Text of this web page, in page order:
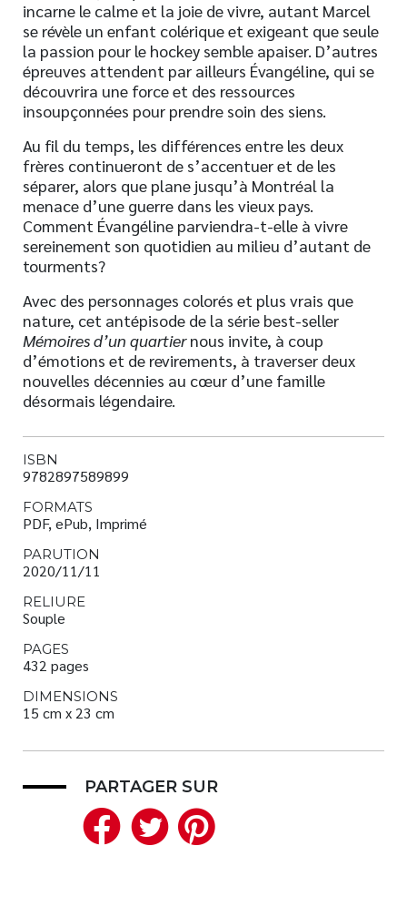
incarne le calme et la joie de vivre, autant Marcel
se révèle un enfant colérique et exigeant que seule
la passion pour le hockey semble apaiser. D’autres
épreuves attendent par ailleurs Évangéline, qui se
découvrira une force et des ressources
insoupçonnées pour prendre soin des siens.
Au fil du temps, les différences entre les deux
frères continueront de s’accentuer et de les
séparer, alors que plane jusqu’à Montréal la
menace d’une guerre dans les vieux pays.
Comment Évangéline parviendra-t-elle à vivre
sereinement son quotidien au milieu d’autant de
tourments?
Avec des personnages colorés et plus vrais que
nature, cet antépisode de la série best-seller
Mémoires d’un quartiernous invite, à coup
d’émotions et de revirements, à traverser deux
nouvelles décennies au cœur d’une famille
désormais légendaire.
ISBN
9782897589899
FORMATS
PDF, ePub, Imprimé
PARUTION
2020/11/11
RELIURE
Souple
PAGES
432 pages
DIMENSIONS
15 cm x 23 cm
PARTAGER SUR
Facebook
Twitter